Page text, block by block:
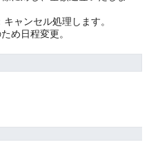
ャンセル処理します。
め日程変更。